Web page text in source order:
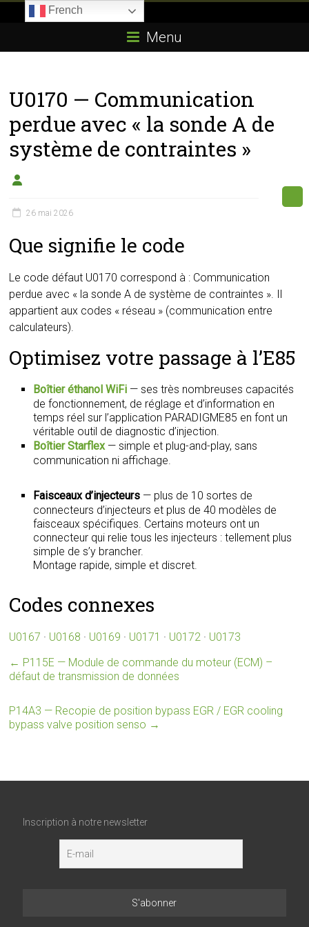
E85.com
passion
boîtier
éthanol
Menu
U0170 — Communication
perdue avec « la sonde A de
système de contraintes »
26 mai 2026
Que signifie le code
Le code défaut U0170 correspond à : Communication
perdue avec « la sonde A de système de contraintes ». Il
appartient aux codes « réseau » (communication entre
calculateurs).
Optimisez votre passage à l’E85
Boîtier éthanol WiFi — ses très nombreuses capacités
de fonctionnement, de réglage et d’information en
temps réel sur l’application PARADIGME85 en font un
véritable outil de diagnostic d’injection.
Boîtier Starflex— simple et plug-and-play, sans
communication ni affichage.
Faisceaux d’injecteurs — plus de 10 sortes de
connecteurs d’injecteurs et plus de 40 modèles de
faisceaux spécifiques. Certains moteurs ont un
connecteur qui relie tous les injecteurs : tellement plus
simple de s’y brancher.
Montage rapide, simple et discret.
Codes connexes
U0167 · U0168 · U0169 · U0171 · U0172 · U0173
← P115E — Module de commande du moteur (ECM) –
défaut de transmission de données
P14A3 — Recopie de position bypass EGR / EGR cooling
bypass valve position senso →
Inscription à notre newsletter
French